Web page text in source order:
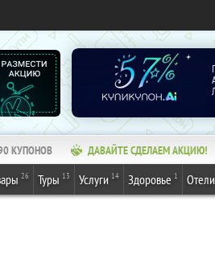
КУПОНОВ ДАВАЙТЕ СДЕЛАЕМ АКЦИЮ!
26 Туры 13 Услуги 14 Здоровье 1 Отели